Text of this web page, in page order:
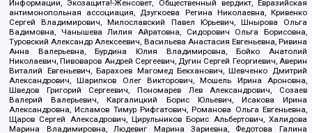
Информации, Экозащита!-Женсовет, Общественный вердикт, Евразийская
антимонопольная ассоциация, Дзугкоева Регина Николаевна, Кривенко
Сергей Владимирович, Милославский Павел Юрьевич, Шнырова Ольга
Вадимовна, Чанышева Лилия Айратовна, Сидорович Ольга Борисовна,
Туровский Александр Алексеевич, Васильева Анастасия Евгеньевна, Ривина
Анна Валерьевна, Бурдина Юлия Владимировна, Бойко Анатолий
Николаевич, Пивоваров Андрей Сергеевич, Дугин Сергей Георгиевич, Аверин
Виталий Евгеньевич, Барахоев Магомед Бекханович, Шевченко Дмитрий
Александрович, Шарипков Олег Викторович, Мошель Ирина Ароновна,
Шведов Григорий Сергеевич, Пономарев Лев Александрович, Созаев
Валерий Валерьевич, Каргалицкий Борис Юльевич, Исакова Ирина
Александровна, Исламов Тимур Рифгатович, Романова Ольга Евгеньевна,
Щаров Сергей Алексадрович, Цирульников Борис Альбертович, Халидова
Марина Владимировна, Людевиг Марина Зариевна, Федотова Галина